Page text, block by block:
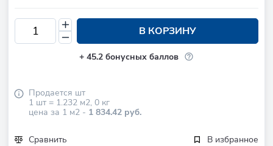
В КОРЗИНУ
+ 45.2 бонусных баллов
Продается шт
1 шт = 1.232 м2, 0 кг
цена за 1 м2 - 1 834.42 руб.
Сравнить В избранное